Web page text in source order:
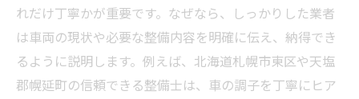
れだけ丁寧かが重要です。なぜなら、しっかりした業者
は車両の現状や必要な整備内容を明確に伝え、納得でき
るように説明します。例えば、北海道札幌市東区や天塩
郡幌延町の信頼できる整備士は、車の調子を丁寧にヒア